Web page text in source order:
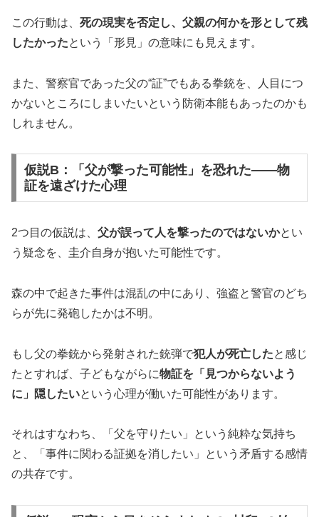
この行動は、 死の現実を否定し、父親の何かを形として残
したかったという「形見」の意味にも見えます。
また、警察官であった父の“証”でもある拳銃を、人目につ
かないところにしまいたいという防衛本能もあったのかも
しれません。
仮説B：「父が撃った可能性」を恐れた——物
証を遠ざけた心理
2つ目の仮説は、 父が誤って人を撃ったのではないかとい
う疑念を、圭介自身が抱いた可能性です。
森の中で起きた事件は混乱の中にあり、強盗と警官のどち
らが先に発砲したかは不明。
もし父の拳銃から発射された銃弾で犯人が死亡したと感じ
たとすれば、子どもながらに物証を「見つからないよう
に」隠したいという心理が働いた可能性があります。
それはすなわち、「父を守りたい」という純粋な気持ち
と、「事件に関わる証拠を消したい」という矛盾する感情
の共存です。